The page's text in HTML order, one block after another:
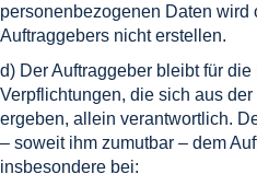
personenbezogenen Daten wird
Auftraggebers nicht erstellen.
d) Der Auftraggeber bleibt für
Verpflichtungen, die sich aus
ergeben, allein verantwortlich.
– soweit ihm zumutbar – dem
insbesondere bei: